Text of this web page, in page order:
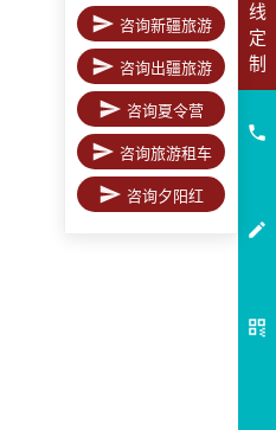
线
定
制
咨询新疆旅游
咨询出疆旅游
咨询夏令营
咨询旅游租车
咨询夕阳红